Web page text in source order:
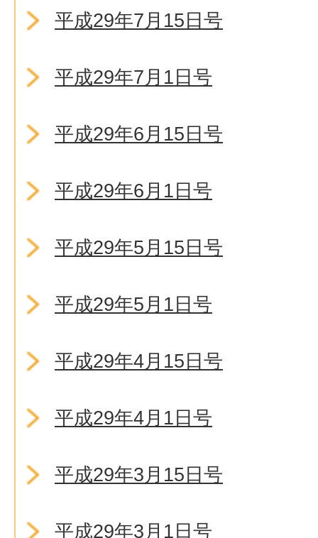
平成29年7月15日号
平成29年7月1日号
平成29年6月15日号
平成29年6月1日号
平成29年5月15日号
平成29年5月1日号
平成29年4月15日号
平成29年4月1日号
平成29年3月15日号
平成29年3月1日号